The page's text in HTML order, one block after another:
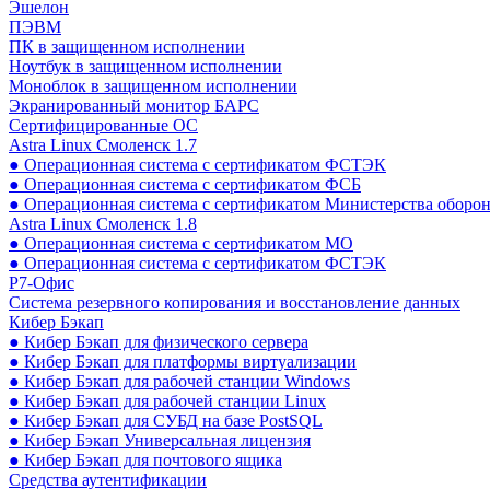
Эшелон
ПЭВМ
ПК в защищенном исполнении
Ноутбук в защищенном исполнении
Моноблок в защищенном исполнении
Экранированный монитор БАРС
Сертифицированные ОС
Astra Linux Смоленск 1.7
● Операционная система с сертификатом ФСТЭК
● Операционная система с сертификатом ФСБ
● Операционная система с сертификатом Министерства
Astra Linux Смоленск 1.8
● Операционная система с сертификатом МО
● Операционная система с сертификатом ФСТЭК
Р7-Офис
Система резервного копирования и восстановление данных
Кибер Бэкап
● Кибер Бэкап для физического сервера
● Кибер Бэкап для платформы виртуализации
● Кибер Бэкап для рабочей станции Windows
● Кибер Бэкап для рабочей станции Linux
● Кибер Бэкап для СУБД на базе PostSQL
● Кибер Бэкап Универсальная лицензия
● Кибер Бэкап для почтового ящика
Средства аутентификации